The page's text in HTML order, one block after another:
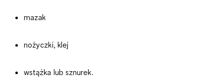
mazak
nożyczki, klej
wstążka lub sznurek.